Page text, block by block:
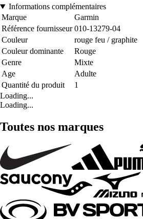
Informations complémentaires
Marque
Garmin
Référence fournisseur 010-13279-04
Couleur
rouge feu / graphite
Couleur dominante
Rouge
Genre
Mixte
Age
Adulte
Quantité du produit
1
Loading...
Loading...
Toutes nos marques